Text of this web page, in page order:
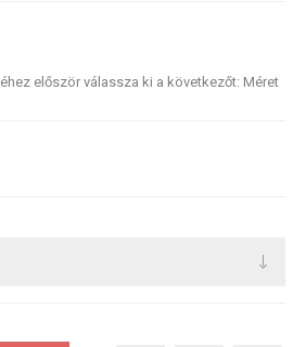
először válassza ki a következőt: Méret